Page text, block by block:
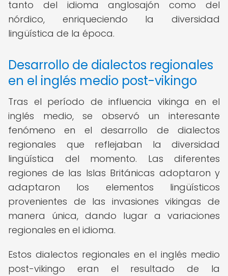
tanto del idioma anglosajón como del
nórdico, enriqueciendo la diversidad
lingüística de la época.
Desarrollo de dialectos regionales
en el inglés medio post-vikingo
Tras el período de influencia vikinga en el
inglés medio, se observó un interesante
fenómeno en el desarrollo de dialectos
regionales que reflejaban la diversidad
lingüística del momento. Las diferentes
regiones de las Islas Británicas adoptaron y
adaptaron los elementos lingüísticos
provenientes de las invasiones vikingas de
manera única, dando lugar a variaciones
regionales en el idioma.
Estos dialectos regionales en el inglés medio
post-vikingo eran el resultado de la